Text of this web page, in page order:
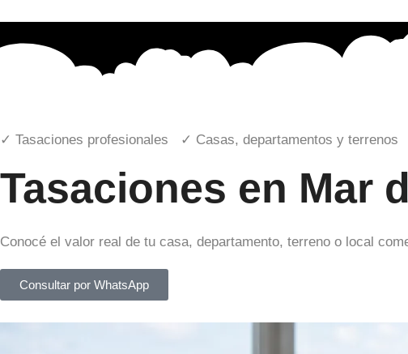
Venta
Tasaciones
Método comparativo
Subastas
subasta ford ecosport 2018
✓ Tasaciones profesionales ✓ Casas, departamentos y
Tasaciones en Mar
Conocé el valor real de tu casa, departamento, terreno o local
Consultar por WhatsApp